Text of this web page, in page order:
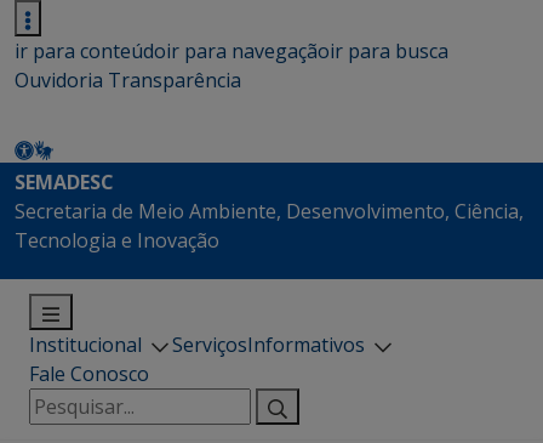
ir para conteúdoir para navegaçãoir para busca
Ouvidoria Transparência
SEMADESC
Secretaria de Meio Ambiente, Desenvolvimento, Ciência,
Tecnologia e Inovação
Institucional ServiçosInformativos
Fale Conosco
Pesquisar
por: